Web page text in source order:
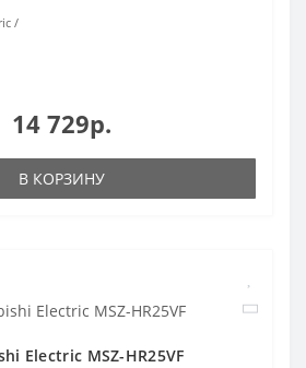
14 729р.
В КОРЗИНУ
Electric MSZ-HR25VF